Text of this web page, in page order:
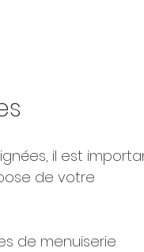
il est
de votre
de menuiserie